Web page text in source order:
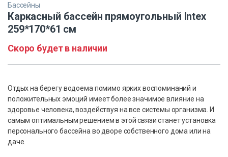
Бассейны
Каркасный бассейн прямоугольный Intex
259*170*61 см
Скоро будет в наличии
Отдых на берегу водоема помимо ярких воспоминаний и
положительных эмоций имеет более значимое влияние на
здоровье человека, воздействуя на все системы организма. И
самым оптимальным решением в этой связи станет установка
персонального бассейна во дворе собственного дома или на
даче.